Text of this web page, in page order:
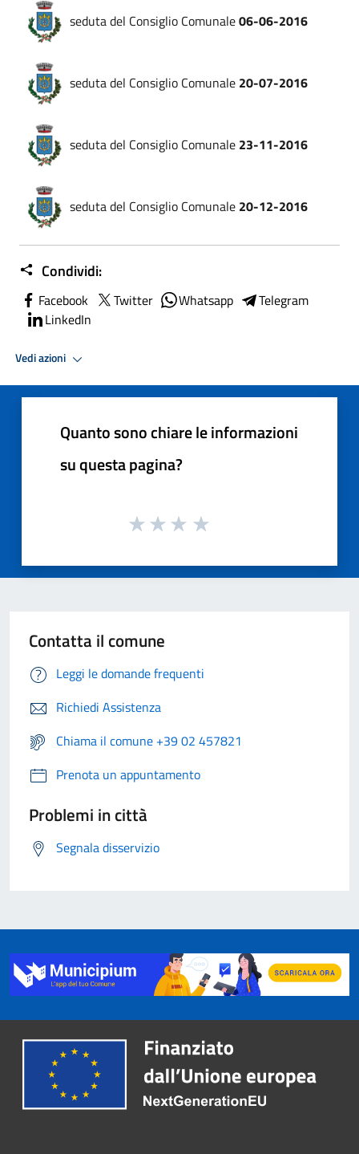
seduta del Consiglio Comunale06-06-2016
seduta del Consiglio Comunale 20-07-2016
seduta del Consiglio Comunale 23-11-2016
seduta del Consiglio Comunale 20-12-2016
Condividi:
Facebook Twitter Whatsapp
Telegram
LinkedIn
Vedi azioni
Quanto sono chiare le informazioni
su questa pagina?
Contatta il comune
Leggi le domande frequenti
Richiedi Assistenza
Chiama il comune +39 02 457821
Prenota un appuntamento
Problemi in città
Segnala disservizio